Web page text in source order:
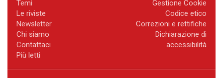
Temi
Le riviste
Newsletter
Chi siamo
Contattaci
Più letti
Gestione Cookie
Codice etico
Correzioni e rettifiche
Dichiarazione di
accessibilità